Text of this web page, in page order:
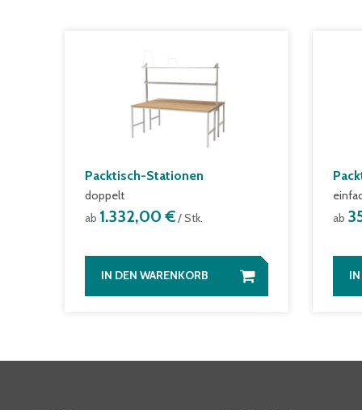
Packtisch-Stationen
doppelt
ab 1.332,00 €/ Stk.
IN DEN WARENKORB
ab